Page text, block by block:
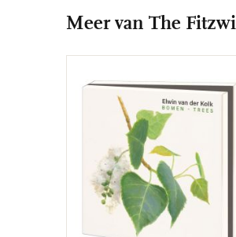
Meer van The